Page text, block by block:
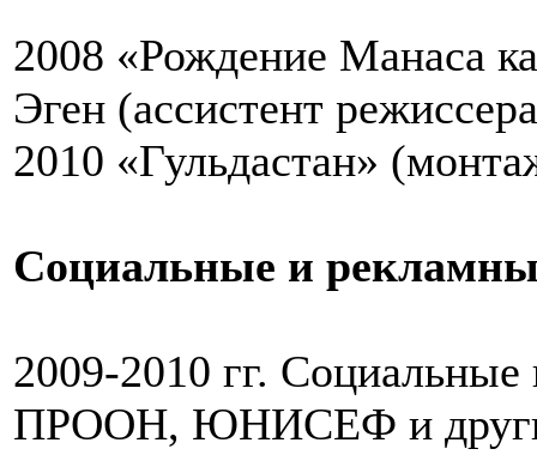
2008 «Рождение Манаса
Эген (ассистент
2010 «Гульдастан»
Социальные и
2009-2010 гг.
ПРООН, ЮНИСЕФ и